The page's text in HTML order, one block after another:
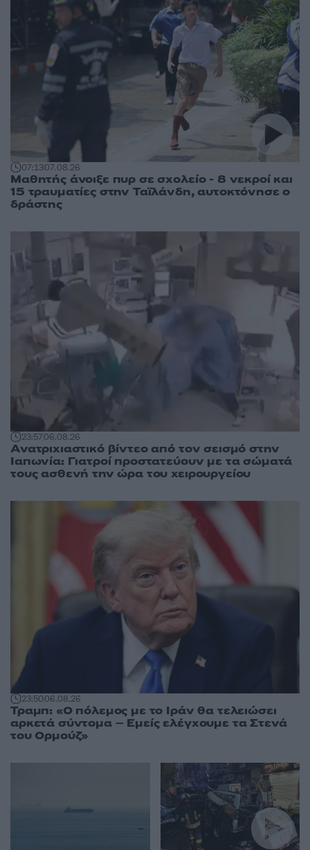
07:1307.08.26
Μαθητής άνοιξε πυρ σε σχολείο - 8 νεκροί και
15 τραυματίες στην Ταϊλάνδη, αυτοκτόνησε ο
δράστης
23:5706.08.26
Ανατριχιαστικό βίντεο από τον σεισμό στην
Ιαπωνία: Γιατροί προστατεύουν με τα σώματά
τους ασθενή την ώρα του χειρουργείου
23:5006.08.26
Τραμπ: «Ο πόλεμος με το Ιράν θα τελειώσει
αρκετά σύντομα – Εμείς ελέγχουμε τα Στενά
του Ορμούζ»